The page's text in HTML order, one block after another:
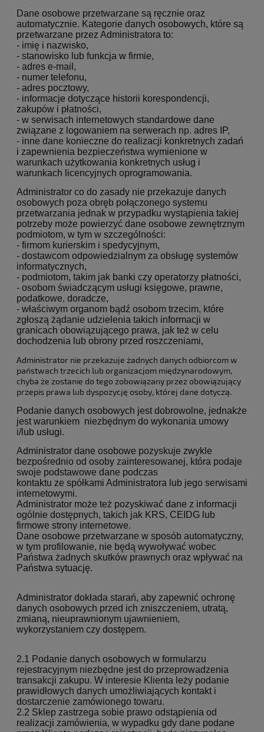
Dane osobowe przetwarzane są ręcznie oraz
automatycznie. Kategorie danych osobowych, które są
przetwarzane przez Administratora to:
- imię i nazwisko,
- stanowisko lub funkcja w firmie,
- adres e-mail,
- numer telefonu,
- adres pocztowy,
- informacje dotyczące historii korespondencji,
zakupów i płatności,
- w serwisach internetowych standardowe dane
związane z logowaniem na serwerach np. adres IP,
- inne dane konieczne do realizacji konkretnych zadań
i zapewnienia bezpieczeństwa wymienione w
warunkach użytkowania konkretnych usług i
warunkach licencyjnych oprogramowania.
Administrator co do zasady nie przekazuje danych
osobowych poza obręb połączonego systemu
przetwarzania jednak w przypadku wystąpienia takiej
potrzeby może powierzyć dane osobowe zewnętrznym
podmiotom, w tym w szczególności:
- firmom kurierskim i spedycyjnym,
- dostawcom odpowiedzialnym za obsługę systemów
informatycznych,
- podmiotom, takim jak banki czy operatorzy płatności,
- osobom świadczącym usługi księgowe, prawne,
podatkowe, doradcze,
- właściwym organom bądź osobom trzecim, które
zgłoszą żądanie udzielenia takich informacji w
granicach obowiązującego prawa, jak też w celu
dochodzenia lub obrony przed roszczeniami,
Administrator nie przekazuje żadnych danych odbiorcom w
państwach trzecich lub organizacjom międzynarodowym,
chyba że zostanie do tego zobowiązany przez obowiązujący
przepis prawa lub dyspozycję osoby, której dane dotyczą.
Podanie danych osobowych jest dobrowolne, jednakże
jest warunkiem niezbędnym do wykonania umowy
i/lub usługi.
Administrator dane osobowe pozyskuje zwykle
bezpośrednio od osoby zainteresowanej, która podaje
swoje podstawowe dane podczas
kontaktu ze spółkami Administratora lub jego serwisami
internetowymi.
Administrator może też pozyskiwać dane z informacji
ogólnie dostępnych, takich jak KRS, CEIDG lub
firmowe strony internetowe.
Dane osobowe przetwarzane w sposób automatyczny,
w tym profilowanie, nie będą wywoływać wobec
Państwa żadnych skutków prawnych oraz wpływać na
Państwa sytuację.
Administrator dokłada starań, aby zapewnić ochronę
danych osobowych przed ich zniszczeniem, utratą,
zmianą, nieuprawnionym ujawnieniem,
wykorzystaniem czy dostępem.
2.1 Podanie danych osobowych w formularzu
rejestracyjnym niezbędne jest do przeprowadzenia
transakcji zakupu. W interesie Klienta leży podanie
prawidłowych danych umożliwiających kontakt i
dostarczenie zamówionego towaru.
2.2 Sklep zastrzega sobie prawo odstąpienia od
realizacji zamówienia, w wypadku gdy dane podane